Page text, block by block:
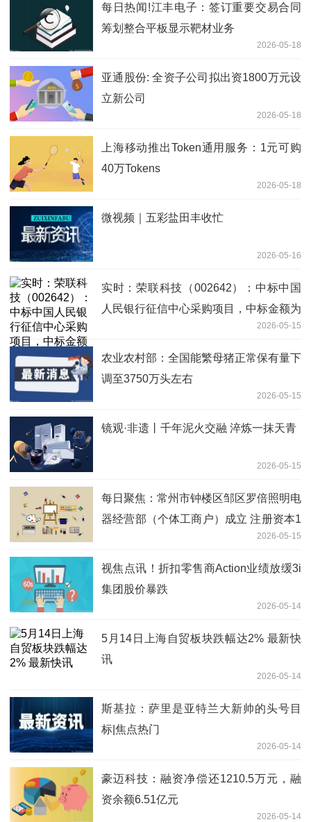
每日热闻!江丰电子：签订重要交易合同
筹划整合平板显示靶材业务
2026-05-18
亚通股份: 全资子公司拟出资1800万元设
立新公司
2026-05-18
上海移动推出Token通用服务：1元可购
40万Tokens
2026-05-18
微视频｜五彩盐田丰收忙
2026-05-16
实时：荣联科技（002642）：中标中国
人民银行征信中心采购项目，中标金额为
2026-05-15
农业农村部：全国能繁母猪正常保有量下
调至3750万头左右
2026-05-15
镜观·非遗丨千年泥火交融 淬炼一抹天青
2026-05-15
每日聚焦：常州市钟楼区邹区罗倍照明电
器经营部（个体工商户）成立 注册资本1
2026-05-15
视焦点讯！折扣零售商Action业绩放缓3i
集团股价暴跌
2026-05-14
5月14日上海自贸板块跌幅达2% 最新快
讯
2026-05-14
斯基拉：萨里是亚特兰大新帅的头号目
标|焦点热门
2026-05-14
豪迈科技：融资净偿还1210.5万元，融
资余额6.51亿元
2026-05-14